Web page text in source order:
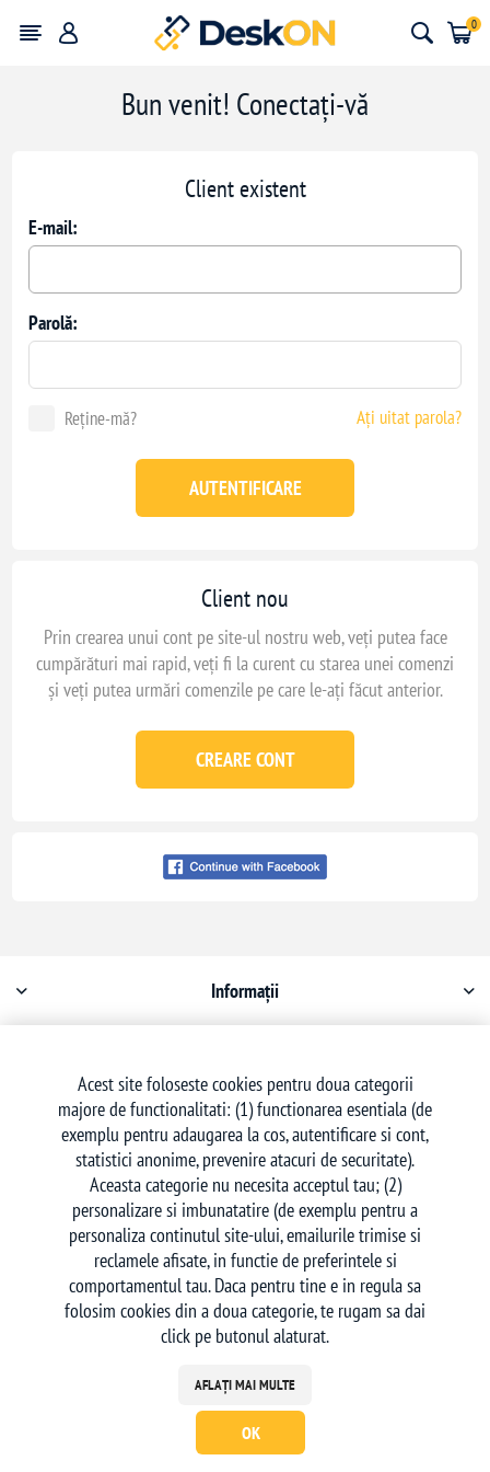
0
Bun venit! Conectați-vă
Client nou
Prin crearea unui cont pe site-ul nostru web, veți putea face
cumpărături mai rapid, veți fi la curent cu starea unei comenzi
și veți putea urmări comenzile pe care le-ați făcut anterior.
CREARE CONT
Client existent
E-mail:
Parolă:
Reține-mă? Ați uitat parola?
AUTENTIFICARE
Conecteaza-te cu
Informații
Serviciu clienți
Urmăriți-ne
nopCommerce| Creat de
Acest site foloseste cookies pentru doua categorii
majore de functionalitati: (1) functionarea esentiala (de
exemplu pentru adaugarea la cos, autentificare si cont,
statistici anonime, prevenire atacuri de securitate).
Aceasta categorie nu necesita acceptul tau; (2)
personalizare si imbunatatire (de exemplu pentru a
personaliza continutul site-ului, emailurile trimise si
reclamele afisate, in functie de preferintele si
comportamentul tau. Daca pentru tine e in regula sa
folosim cookies din a doua categorie, te rugam sa dai
click pe butonul alaturat.
AFLAȚI MAI MULTE
OK